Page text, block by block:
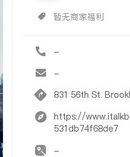
暂无商家福利
-
-
831 56th
https://
531db74f68de7
-